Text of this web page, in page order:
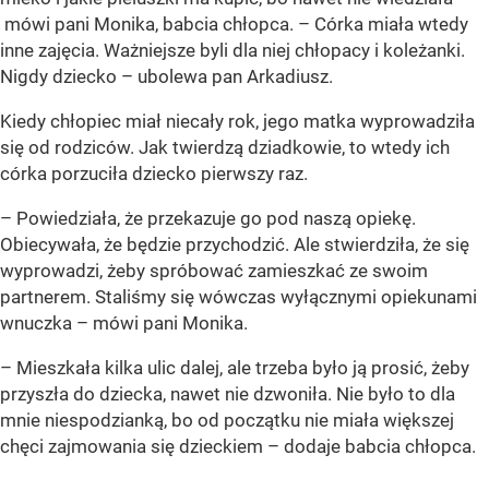
mówi pani Monika, babcia chłopca. – Córka miała wtedy
inne zajęcia. Ważniejsze byli dla niej chłopacy i koleżanki.
Nigdy dziecko – ubolewa pan Arkadiusz.
Kiedy chłopiec miał niecały rok, jego matka wyprowadziła
się od rodziców. Jak twierdzą dziadkowie, to wtedy ich
córka porzuciła dziecko pierwszy raz.
– Powiedziała, że przekazuje go pod naszą opiekę.
Obiecywała, że będzie przychodzić. Ale stwierdziła, że się
wyprowadzi, żeby spróbować zamieszkać ze swoim
partnerem. Staliśmy się wówczas wyłącznymi opiekunami
wnuczka – mówi pani Monika.
– Mieszkała kilka ulic dalej, ale trzeba było ją prosić, żeby
przyszła do dziecka, nawet nie dzwoniła. Nie było to dla
mnie niespodzianką, bo od początku nie miała większej
chęci zajmowania się dzieckiem – dodaje babcia chłopca.